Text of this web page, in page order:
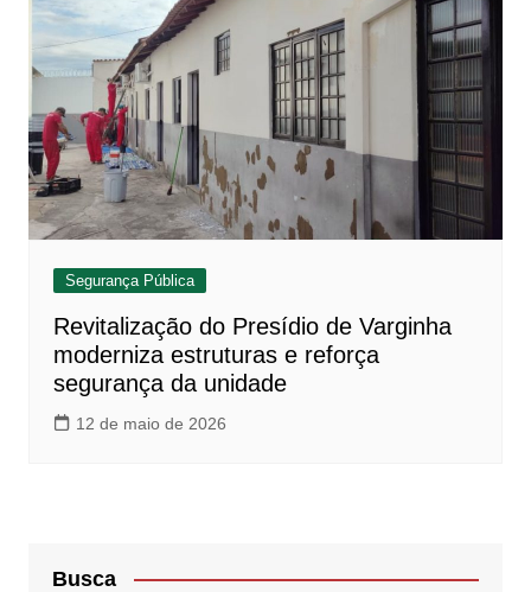
Segurança Pública
Revitalização do Presídio de Varginha
moderniza estruturas e reforça
segurança da unidade
12 de maio de 2026
Busca